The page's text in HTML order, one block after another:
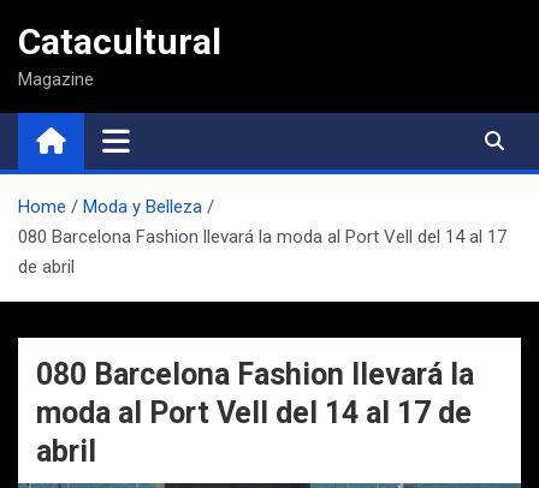
contenido
Catacultural
Magazine
Home
Moda y Belleza
080 Barcelona Fashion llevará la moda al Port Vell del 14 al 17
de abril
080 Barcelona Fashion llevará la
moda al Port Vell del 14 al 17 de
abril